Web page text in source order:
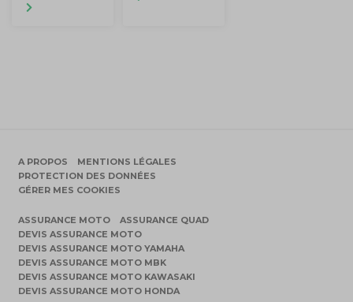
A PROPOS
MENTIONS LÉGALES
PROTECTION DES DONNÉES
GÉRER MES COOKIES
ASSURANCE MOTO
ASSURANCE QUAD
DEVIS ASSURANCE MOTO
DEVIS ASSURANCE MOTO YAMAHA
DEVIS ASSURANCE MOTO MBK
DEVIS ASSURANCE MOTO KAWASAKI
DEVIS ASSURANCE MOTO HONDA